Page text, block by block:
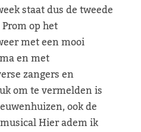
staat dus de tweede
op het
met een mooi
en met
zangers en
om te vermelden is
ook de
Hier adem ik